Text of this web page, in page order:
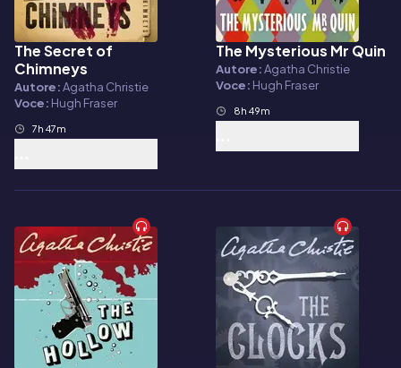
Audiolibro
The Secret of
Chimneys
Autore:Agatha Christie
Voce: Hugh Fraser
7h 47m
Audiolibro
The Mysterious Mr Quin
Autore:Agatha Christie
Voce: Hugh Fraser
8h 49m